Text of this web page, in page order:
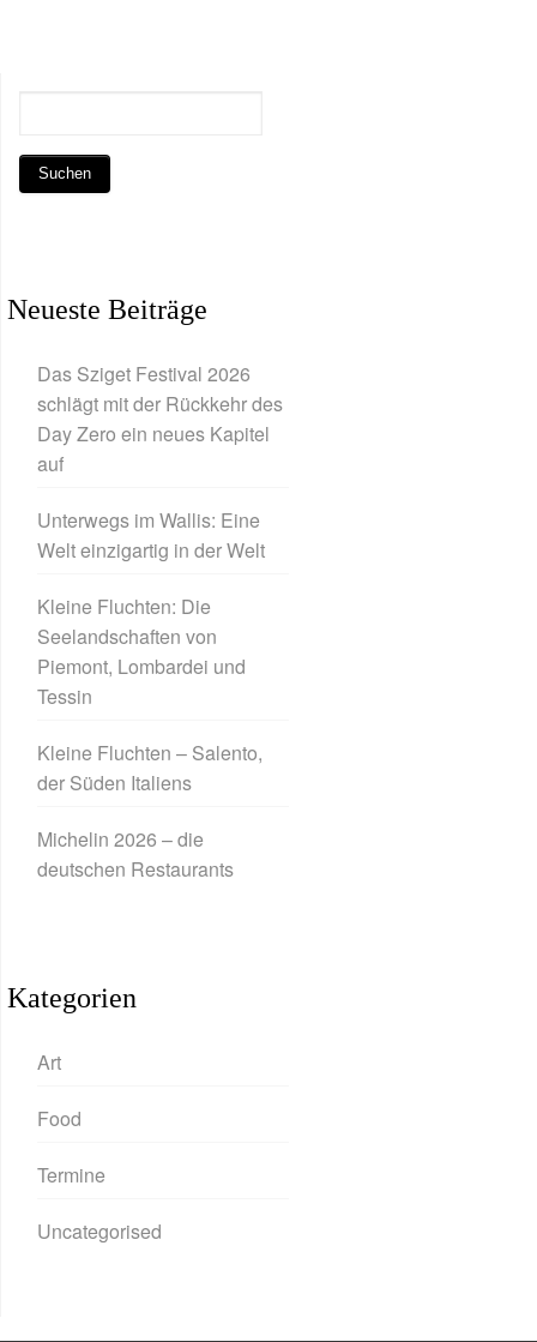
Neueste Beiträge
Das Sziget Festival 2026
schlägt mit der Rückkehr des
Day Zero ein neues Kapitel
auf
Unterwegs im Wallis: Eine
Welt einzigartig in der Welt
Kleine Fluchten: Die
Seelandschaften von
Piemont, Lombardei und
Tessin
Kleine Fluchten – Salento,
der Süden Italiens
Michelin 2026 – die
deutschen Restaurants
Kategorien
Art
Food
Termine
Uncategorised